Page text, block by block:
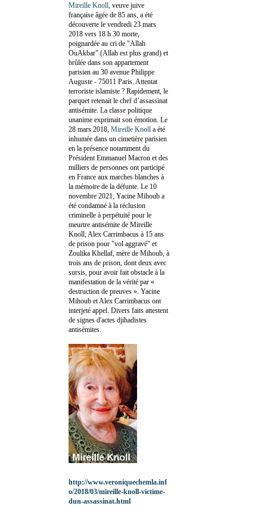
Mireille Knoll , veuve juive
française âgée de 85 ans, a été
découverte le vendredi 23 mars
2018 vers 18 h 30 morte,
poignardée au cri de "Allah
OuAkbar" (Allah est plus grand) et
brûlée dans son appartement
parisien au 30 avenue Philippe
Auguste - 75011 Paris. Attentat
terroriste islamiste ? Rapidement, le
parquet retenait le chef d’assassinat
antisémite. La classe politique
unanime exprimait son émotion. Le
28 mars 2018, Mireille Knoll a été
inhumée dans un cimetière parisien
en la présence notamment du
Président Emmanuel Macron et des
milliers de personnes ont participé
en France aux marches blanches à
la mémoire de la défunte. Le 10
novembre 2021, Yacine Mihoub a
été condamné à la réclusion
criminelle à perpétuité pour le
meurtre antisémite de Mireille
Knoll, Alex Carrimbacus à 15 ans
de prison pour "vol aggravé" et
Zoulika Khellaf, mère de Mihoub, à
trois ans de prison, dont deux avec
sursis, pour avoir fait obstacle à la
manifestation de la vérité par «
destruction de preuves ». Yacine
Mihoub et Alex Carrimbacus ont
interjeté appel. Divers faits attestent
de signes d'actes djihadistes
antisémites.
http://www.veroniquechemla.inf
o/2018/03/mireille-knoll-victime-
dun-assassinat.html